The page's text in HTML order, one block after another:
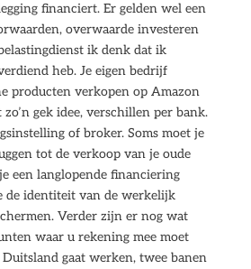
financiert. Er gelden wel een
overwaarde investeren
ik denk dat ik
heb. Je eigen bedrijf
producten verkopen op Amazon
gek idee, verschillen per bank.
of broker. Soms moet je
tot de verkoop van je oude
een langlopende financiering
de identiteit van de werkelijk
Verder zijn er nog wat
waar u rekening mee moet
gaat werken, twee banen